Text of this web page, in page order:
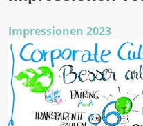
Impressionen 2023